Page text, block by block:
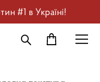
#1 в Україні!